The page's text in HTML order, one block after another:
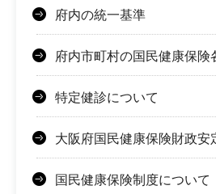
府内の統一基準
府内市町村の国民健康保険
特定健診について
大阪府国民健康保険財政安
国民健康保険制度について